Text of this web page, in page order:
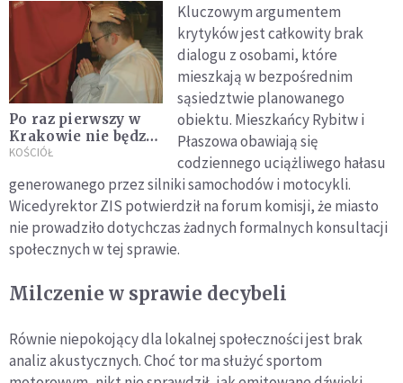
Po raz pierwszy w
Krakowie nie będzie
nowych diakonów.
zabrały głos
KOŚCIÓŁ
Kluczowym argumentem
krytyków jest całkowity brak
dialogu z osobami, które
mieszkają w bezpośrednim
sąsiedztwie planowanego
obiektu. Mieszkańcy Rybitw i
Płaszowa obawiają się
codziennego uciążliwego hałasu
generowanego przez silniki samochodów i motocykli.
Wicedyrektor ZIS potwierdził na forum komisji, że miasto
nie prowadziło dotychczas żadnych formalnych konsultacji
społecznych w tej sprawie.
Milczenie w sprawie decybeli
Równie niepokojący dla lokalnej społeczności jest brak
analiz akustycznych. Choć tor ma służyć sportom